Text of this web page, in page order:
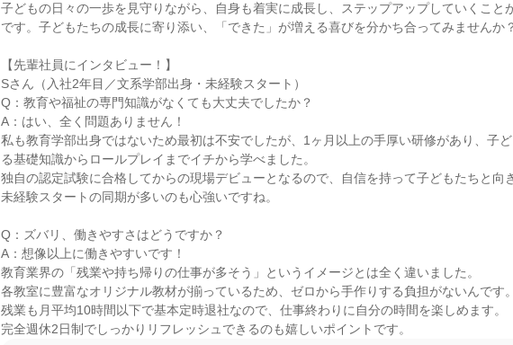
子どもの日々の一歩を見守りながら、自身も着実に成長し、ステップアップしていくこと
です。子どもたちの成長に寄り添い、「できた」が増える喜びを分かち合ってみませんか？
【先輩社員にインタビュー！】
Sさん（入社2年目／文系学部出身・未経験スタート）
Q：教育や福祉の専門知識がなくても大丈夫でしたか？
A：はい、全く問題ありません！
私も教育学部出身ではないため最初は不安でしたが、1ヶ月以上の手厚い研修があり、子
る基礎知識からロールプレイまでイチから学べました。
独自の認定試験に合格してからの現場デビューとなるので、自信を持って子どもたちと向
未経験スタートの同期が多いのも心強いですね。
Q：ズバリ、働きやすさはどうですか？
A：想像以上に働きやすいです！
教育業界の「残業や持ち帰りの仕事が多そう」というイメージとは全く違いました。
各教室に豊富なオリジナル教材が揃っているため、ゼロから手作りする負担がないんです。
残業も月平均10時間以下で基本定時退社なので、仕事終わりに自分の時間を楽しめます。
完全週休2日制でしっかりリフレッシュできるのも嬉しいポイントです。